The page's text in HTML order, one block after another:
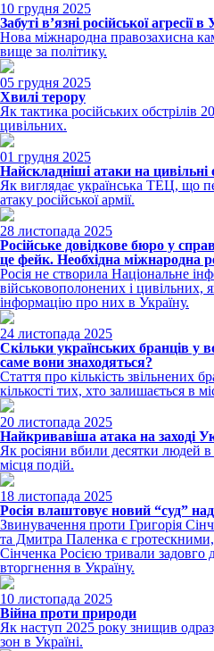
10 грудня 2025
Забуті в’язні російської агресії в
Нова міжнародна правозахисна
вище за політику.
05 грудня 2025
Хвилі терору
Як тактика російських обстрілів
цивільних.
01 грудня 2025
Найскладніші атаки на цивільні
Як виглядає українська ТЕЦ, що
атаку російської армії.
28 листопада 2025
Російське довідкове бюро у
це фейк. Необхідна міжнародна
Росія не створила Національне
військовополонених і цивільних,
інформацію про них в Україну.
24 листопада 2025
Скільки українських бранців у
саме вони знаходяться?
Стаття про кількість звільнених
кількості тих, хто залишається в
20 листопада 2025
Найкривавіша атака на заході
Як росіяни вбили десятки людей
місця подій.
18 листопада 2025
Росія влаштовує новий “суд”
Звинувачення проти Григорія
та Дмитра Паленка є
Сінченка Росією тривали
вторгнення в Україну.
10 листопада 2025
Війна проти природи
Як наступ 2025 року знищив
зон в Україні.